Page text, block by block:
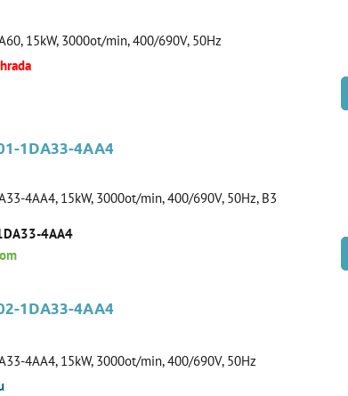
15kW, 3000ot/min, 400/690V, 50Hz
1DA33-4AA4
4AA4, 15kW, 3000ot/min, 400/690V, 50Hz, B3
4AA4
1DA33-4AA4
4AA4, 15kW, 3000ot/min, 400/690V, 50Hz